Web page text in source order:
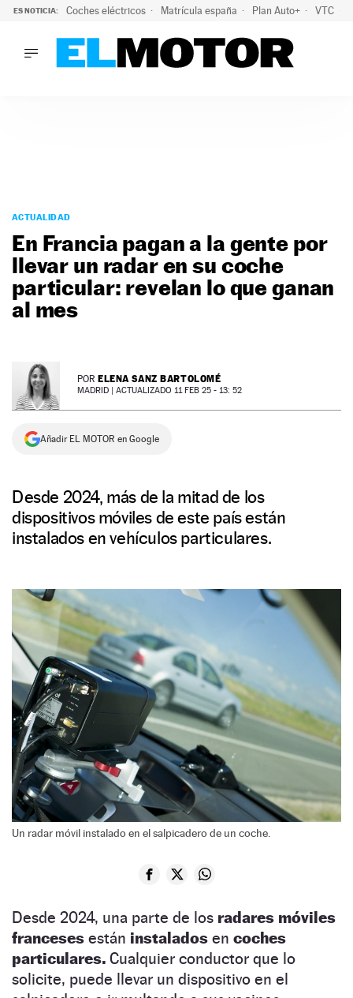
ES NOTICIA: Coches eléctricos Matrícula españa Plan Auto+ VTC
PODCAST
MOTOS
TECNOLOGÍA
SUPERCOCHES
MOTORTV
NEWSLETTER
ACTUALIDAD
En Francia pagan a la gente por
llevar un radar en su coche
particular: revelan lo que ganan
al mes
POR ELENA SANZ BARTOLOMÉ
MADRID | ACTUALIZADO 11 FEB 25 - 13: 52
Añadir EL MOTOR en Google
Desde 2024, más de la mitad de los
dispositivos móviles de este país están
instalados en vehículos particulares.
Un radar móvil instalado en el salpicadero de un coche.
Desde 2024, una parte de los radares móviles
franceses están instalados en coches
particulares. Cualquier conductor que lo
solicite, puede llevar un dispositivo en el